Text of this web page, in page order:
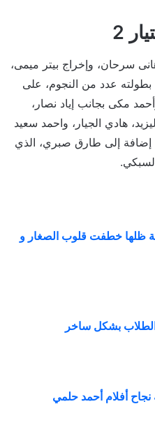
2
من تأليف هانى سرحان، وإخراج بيتر ميمى،
عدد من النجوم، على
مكى بجانب إياد نصار،
هادي الجيار، واحمد سعيد
إلى طارق صبري، الذي
ظلها خطفت قلوب الصغار و
الطلاب بشكل ساخر
نجاح أفلام أحمد حلمي